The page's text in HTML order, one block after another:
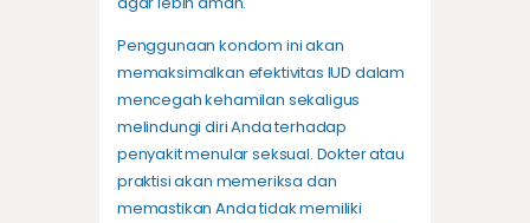
Penggunaan kondom ini akan
memaksimalkan efektivitas IUD dalam
mencegah kehamilan sekaligus
melindungi diri Anda terhadap
penyakit menular seksual. Dokter atau
praktisi akan memeriksa dan
memastikan Anda tidak memiliki